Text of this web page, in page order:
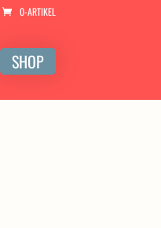
0-ARTIKEL
SHOP